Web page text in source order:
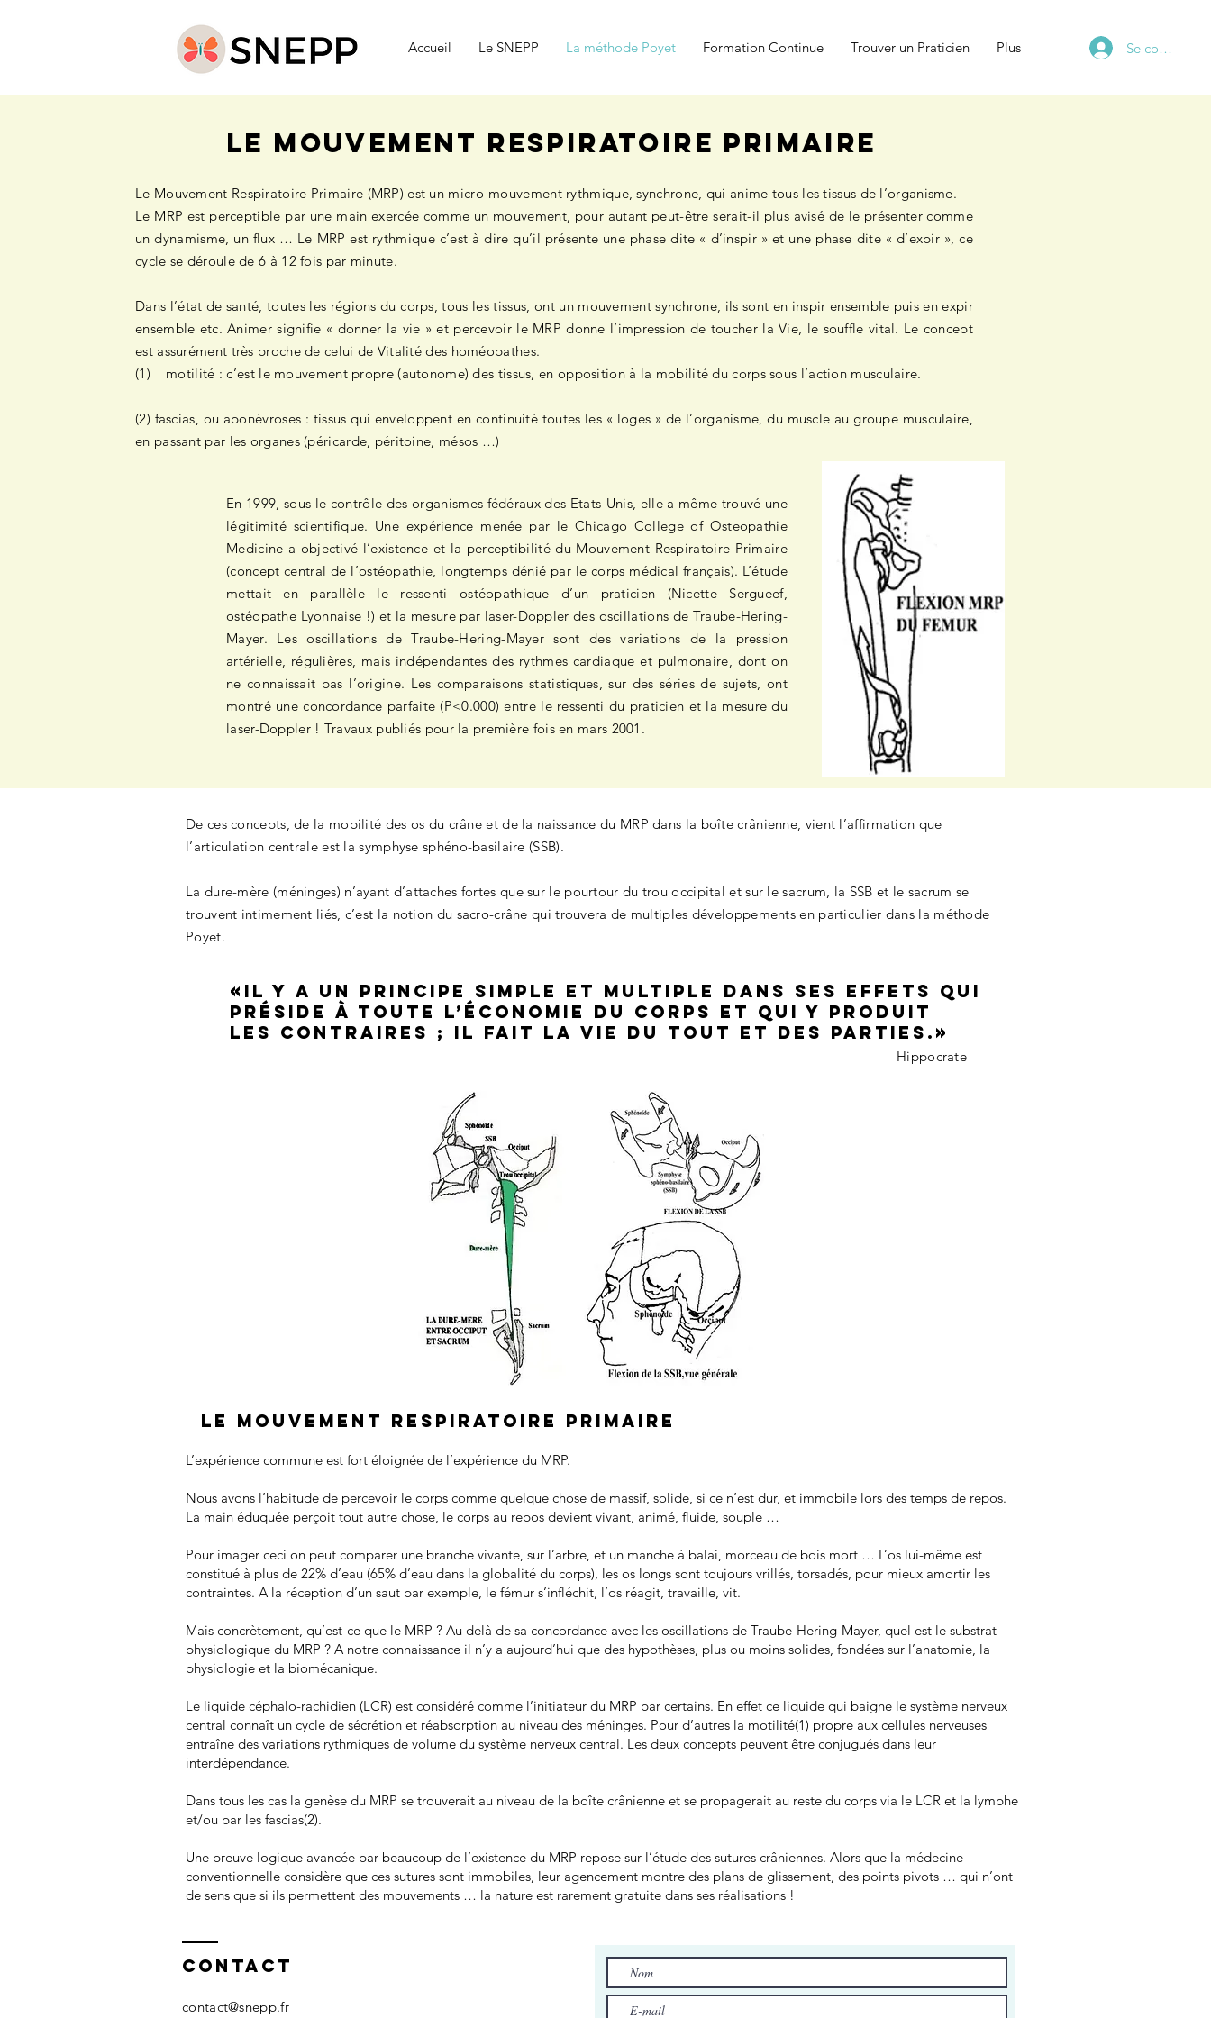
Accueil Le SNEPP La méthode Poyet Formation Continue Trouver un Praticien Plus Se connecter
LE MOUVEMENT RESPIRATOIRE PRIMAIRE
Le Mouvement Respiratoire Primaire (MRP) est un micro-mouvement rythmique, synchrone, qui anime tous les tissus de l’organisme.
Le MRP est perceptible par une main exercée comme un mouvement, pour autant peut-être serait-il plus avisé de le présenter comme
un dynamisme, un flux … Le MRP est rythmique c’est à dire qu’il présente une phase dite « d’inspir » et une phase dite « d’expir », ce
cycle se déroule de 6 à 12 fois par minute.
Dans l’état de santé, toutes les régions du corps, tous les tissus, ont un mouvement synchrone, ils sont en inspir ensemble puis en expir
ensemble etc. Animer signifie « donner la vie » et percevoir le MRP donne l’impression de toucher la Vie, le souffle vital. Le concept
est assurément très proche de celui de Vitalité des homéopathes.
(1) motilité : c’est le mouvement propre (autonome) des tissus, en opposition à la mobilité du corps sous l’action musculaire.
(2) fascias, ou aponévroses : tissus qui enveloppent en continuité toutes les « loges » de l’organisme, du muscle au groupe musculaire,
en passant par les organes (péricarde, péritoine, mésos …)
En 1999, sous le contrôle des organismes fédéraux des Etats-Unis, elle a même trouvé une
légitimité scientifique. Une expérience menée par le Chicago College of Osteopathie
Medicine a objectivé l’existence et la perceptibilité du Mouvement Respiratoire Primaire
(concept central de l’ostéopathie, longtemps dénié par le corps médical français). L’étude
mettait en parallèle le ressenti ostéopathique d’un praticien (Nicette Sergueef,
ostéopathe Lyonnaise !) et la mesure par laser-Doppler des oscillations de Traube-Hering-
Mayer. Les oscillations de Traube-Hering-Mayer sont des variations de la pression
artérielle, régulières, mais indépendantes des rythmes cardiaque et pulmonaire, dont on
ne connaissait pas l’origine. Les comparaisons statistiques, sur des séries de sujets, ont
montré une concordance parfaite (P<0.000) entre le ressenti du praticien et la mesure du
laser-Doppler ! Travaux publiés pour la première fois en mars 2001.
De ces concepts, de la mobilité des os du crâne et de la naissance du MRP dans la boîte crânienne, vient l’affirmation que
l’articulation centrale est la symphyse sphéno-basilaire (SSB).
La dure-mère (méninges) n’ayant d’attaches fortes que sur le pourtour du trou occipital et sur le sacrum, la SSB et le sacrum se
trouvent intimement liés, c’est la notion du sacro-crâne qui trouvera de multiples développements en particulier dans la méthode
Poyet.
«Il y a un principe simple et multiple dans ses effets qui
préside à toute l’économie du corps et qui y produit
les contraires ; il fait la vie du tout et des parties.»
Hippocrate
LE MOUVEMENT RESPIRATOIRE PRIMAIRE
L’expérience commune est fort éloignée de l’expérience du MRP.
Nous avons l’habitude de percevoir le corps comme quelque chose de massif, solide, si ce n’est dur, et immobile lors des temps de repos.
La main éduquée perçoit tout autre chose, le corps au repos devient vivant, animé, fluide, souple …
Pour imager ceci on peut comparer une branche vivante, sur l’arbre, et un manche à balai, morceau de bois mort … L’os lui-même est
constitué à plus de 22% d’eau (65% d’eau dans la globalité du corps), les os longs sont toujours vrillés, torsadés, pour mieux amortir les
contraintes. A la réception d’un saut par exemple, le fémur s’infléchit, l’os réagit, travaille, vit.
Mais concrètement, qu’est-ce que le MRP ? Au delà de sa concordance avec les oscillations de Traube-Hering-Mayer, quel est le substrat
physiologique du MRP ? A notre connaissance il n’y a aujourd’hui que des hypothèses, plus ou moins solides, fondées sur l’anatomie, la
physiologie et la biomécanique.
Le liquide céphalo-rachidien (LCR) est considéré comme l’initiateur du MRP par certains. En effet ce liquide qui baigne le système nerveux
central connaît un cycle de sécrétion et réabsorption au niveau des méninges. Pour d’autres la motilité(1) propre aux cellules nerveuses
entraîne des variations rythmiques de volume du système nerveux central. Les deux concepts peuvent être conjugués dans leur
interdépendance.
Dans tous les cas la genèse du MRP se trouverait au niveau de la boîte crânienne et se propagerait au reste du corps via le LCR et la lymphe
et/ou par les fascias(2).
Une preuve logique avancée par beaucoup de l’existence du MRP repose sur l’étude des sutures crâniennes. Alors que la médecine
conventionnelle considère que ces sutures sont immobiles, leur agencement montre des plans de glissement, des points pivots … qui n’ont
de sens que si ils permettent des mouvements … la nature est rarement gratuite dans ses réalisations !
Contact
contact@snepp.fr